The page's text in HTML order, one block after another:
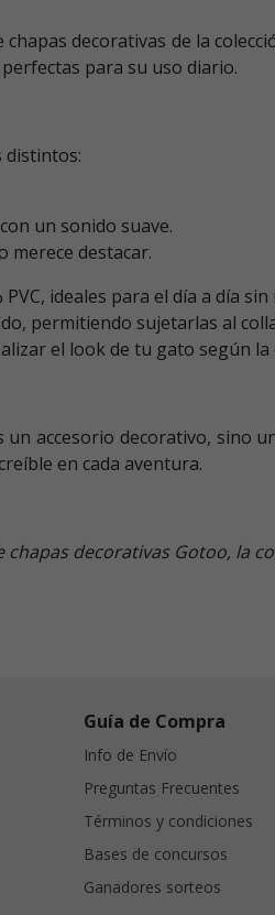
decorativas de la
para su uso diario.
distintos:
un sonido suave.
merece destacar.
ideales para el día a día
permitiendo sujetarlas al
el look de tu gato según la
accesorio decorativo,
en cada aventura.
decorativas Gotoo, la
Guía de Compra
Info de Envío
Preguntas Frecuentes
Términos y condiciones
Bases de concursos
Ganadores sorteos